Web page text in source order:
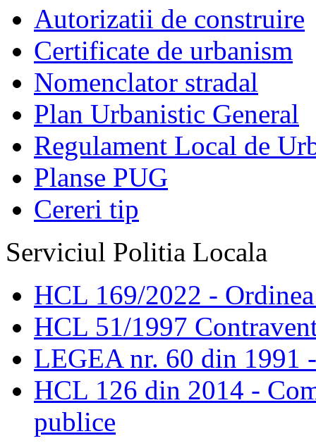
Autorizatii de construire
Certificate de urbanism
Nomenclator stradal
Plan Urbanistic General
Regulament Local de
Planse PUG
Cereri tip
Serviciul Politia Locala
HCL 169/2022 -
HCL 51/1997
LEGEA nr. 60 din 1991
HCL 126 din 2014 -
publice